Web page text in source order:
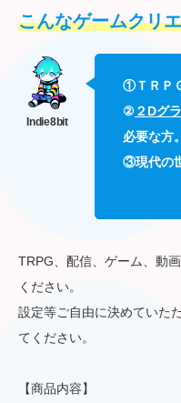
こんなゲームクリ
①ＴＲＰ
② ２Dグ
必要な方。
③現代の
TRPG、配信、ゲーム、動
ください。
設定等ご自由に決めていた
てください。
【商品内容】